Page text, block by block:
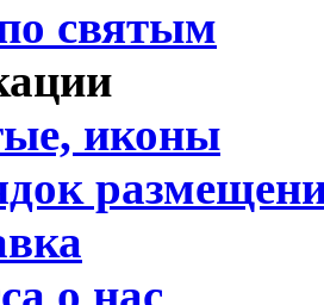
святым
иконы